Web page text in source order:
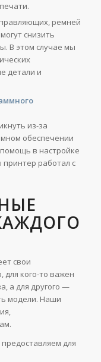
ремней
снизить
В этом случае мы
детали и
из-за
обеспечении
в настройке
работал с
свои
для кого-то важен
а для другого —
модели. Наши
для